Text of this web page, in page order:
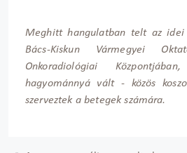
Meghitt hangulatban telt az idei
Bács-Kiskun Vármegyei
Onkoradiológiai
hagyománnyá vált - közös
szerveztek a betegek számára.